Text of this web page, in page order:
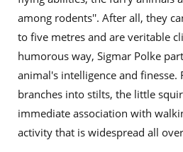
among rodents''. After all, they
to five metres and are veritable
humorous way, Sigmar Polke
animal's intelligence and
branches into stilts, the little
immediate association with
activity that is widespread all